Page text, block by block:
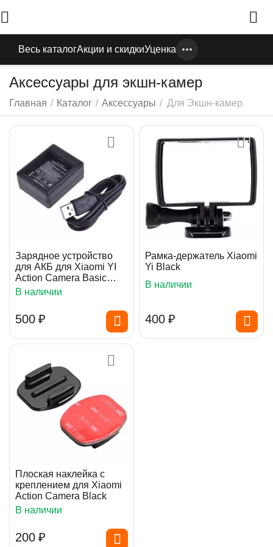
Весь каталогАкции и скидкиУценка
Аксессуары для экшн-камер
Главная / Каталог / Аксессуары / Для Экшн-камер
Зарядное устройство
для АКБ для Xiaomi YI
Action Camera Basic
Black
В наличии
‍500‍ ₽
Рамка-держатель Xiaomi
Yi Black
В наличии
‍400‍ ₽
Плоская наклейка с
креплением для Xiaomi
Action Camera Black
В наличии
‍200‍ ₽